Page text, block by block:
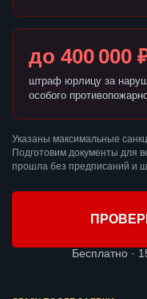
до 400 000
штраф юрлицу за
особого
Указаны максимальные
Подготовим документы для
прошла без предписаний и
Бесплатно ·